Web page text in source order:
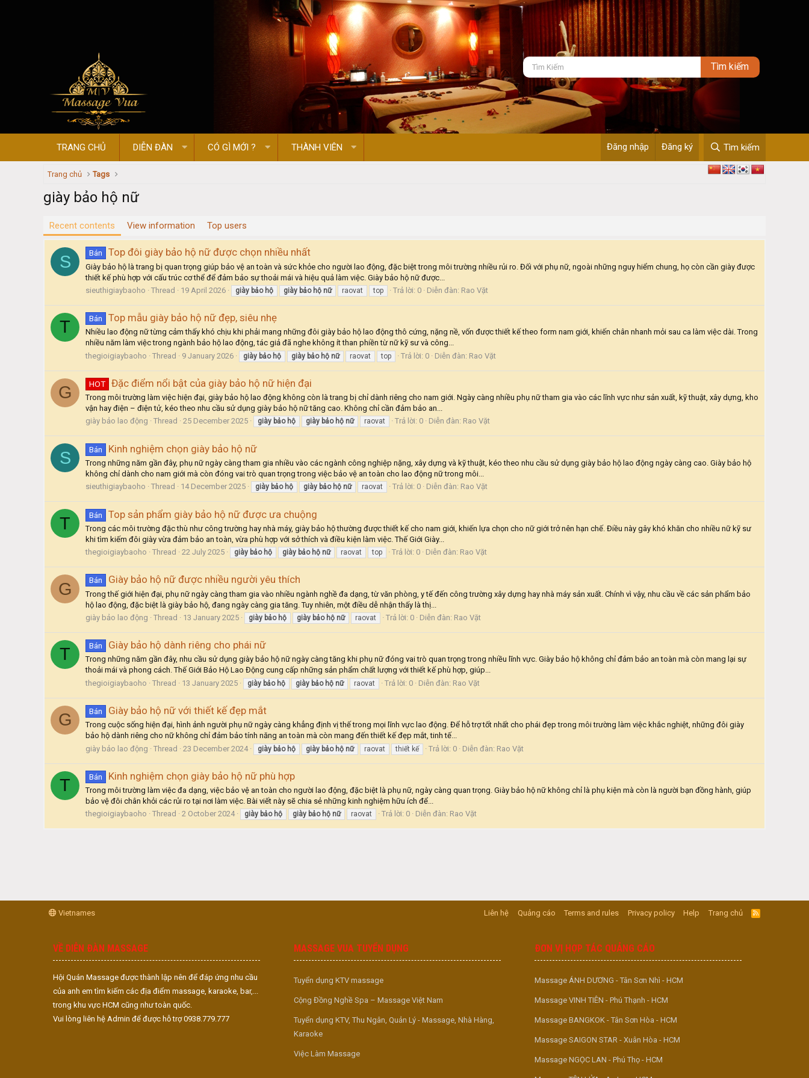
TRANG CHỦ DIỄN ĐÀN CÓ GÌ MỚI ? THÀNH VIÊN Đăng nhập Đăng ký Tìm kiếm
Trang chủ Tags
giày bảo hộ nữ
Recent contents View information Top users
S Bán Top đôi giày bảo hộ nữ được chọn nhiều nhất
Giày bảo hộ là trang bị quan trọng giúp bảo vệ an toàn và sức khỏe cho người lao động, đặc biệt trong môi trường nhiều rủi ro. Đối với phụ nữ, ngoài những nguy hiểm chung, họ còn cần giày được
thiết kế phù hợp với cấu trúc cơ thể để đảm bảo sự thoải mái và hiệu quả làm việc. Giày bảo hộ nữ được...
sieuthigiaybaoho
Thread 19 April 2026 giày bảo hộ giày bảo hộ nữ raovat top Trả lời: 0 Diễn đàn: Rao Vặt
T Bán Top mẫu giày bảo hộ nữ đẹp, siêu nhẹ
Nhiều lao động nữ từng cảm thấy khó chịu khi phải mang những đôi giày bảo hộ lao động thô cứng, nặng nề, vốn được thiết kế theo form nam giới, khiến chân nhanh mỏi sau ca làm việc dài. Trong
nhiều năm làm việc trong ngành bảo hộ lao động, tác giả đã nghe không ít than phiền từ nữ kỹ sư và công...
thegioigiaybaoho
Thread 9 January 2026 giày bảo hộ giày bảo hộ nữ raovat top Trả lời: 0 Diễn đàn: Rao Vặt
G HOT Đặc điểm nổi bật của giày bảo hộ nữ hiện đại
Trong môi trường làm việc hiện đại, giày bảo hộ lao động không còn là trang bị chỉ dành riêng cho nam giới. Ngày càng nhiều phụ nữ tham gia vào các lĩnh vực như sản xuất, kỹ thuật, xây dựng, kho
vận hay điện – điện tử, kéo theo nhu cầu sử dụng giày bảo hộ nữ tăng cao. Không chỉ cần đảm bảo an...
giày bảo lao động
Thread 25 December 2025 giày bảo hộ giày bảo hộ nữ raovat Trả lời: 0 Diễn đàn: Rao Vặt
S Bán Kinh nghiệm chọn giày bảo hộ nữ
Trong những năm gần đây, phụ nữ ngày càng tham gia nhiều vào các ngành công nghiệp nặng, xây dựng và kỹ thuật, kéo theo nhu cầu sử dụng giày bảo hộ lao động ngày càng cao. Giày bảo hộ
không chỉ dành cho nam giới mà còn đóng vai trò quan trọng trong việc bảo vệ an toàn cho lao động nữ trong môi...
sieuthigiaybaoho
Thread 14 December 2025 giày bảo hộ giày bảo hộ nữ raovat Trả lời: 0 Diễn đàn: Rao Vặt
T Bán Top sản phẩm giày bảo hộ nữ được ưa chuộng
Trong các môi trường đặc thù như công trường hay nhà máy, giày bảo hộ thường được thiết kế cho nam giới, khiến lựa chọn cho nữ giới trở nên hạn chế. Điều này gây khó khăn cho nhiều nữ kỹ sư
khi tìm kiếm đôi giày vừa đảm bảo an toàn, vừa phù hợp với sở thích và điều kiện làm việc. Thế Giới Giày...
thegioigiaybaoho
Thread 22 July 2025 giày bảo hộ giày bảo hộ nữ raovat top Trả lời: 0 Diễn đàn: Rao Vặt
G Bán Giày bảo hộ nữ được nhiều người yêu thích
Trong thế giới hiện đại, phụ nữ ngày càng tham gia vào nhiều ngành nghề đa dạng, từ văn phòng, y tế đến công trường xây dựng hay nhà máy sản xuất. Chính vì vậy, nhu cầu về các sản phẩm bảo
hộ lao động, đặc biệt là giày bảo hộ, đang ngày càng gia tăng. Tuy nhiên, một điều dễ nhận thấy là thị...
giày bảo lao động
Thread 13 January 2025 giày bảo hộ giày bảo hộ nữ raovat Trả lời: 0 Diễn đàn: Rao Vặt
T Bán Giày bảo hộ dành riêng cho phái nữ
Trong những năm gần đây, nhu cầu sử dụng giày bảo hộ nữ ngày càng tăng khi phụ nữ đóng vai trò quan trọng trong nhiều lĩnh vực. Giày bảo hộ không chỉ đảm bảo an toàn mà còn mang lại sự
thoải mái và phong cách. Thế Giới Bảo Hộ Lao Động cung cấp những sản phẩm chất lượng với thiết kế phù hợp, giúp...
thegioigiaybaoho
Thread 13 January 2025 giày bảo hộ giày bảo hộ nữ raovat Trả lời: 0 Diễn đàn: Rao Vặt
G Bán Giày bảo hộ nữ với thiết kế đẹp mắt
Trong cuộc sống hiện đại, hình ảnh người phụ nữ ngày càng khẳng định vị thế trong mọi lĩnh vực lao động. Để hỗ trợ tốt nhất cho phái đẹp trong môi trường làm việc khắc nghiệt, những đôi giày
bảo hộ dành riêng cho nữ không chỉ đảm bảo tính năng an toàn mà còn mang đến thiết kế đẹp mắt, tinh tế...
giày bảo lao động
Thread 23 December 2024 giày bảo hộ giày bảo hộ nữ raovat thiết kế Trả lời: 0 Diễn đàn: Rao Vặt
T Bán Kinh nghiệm chọn giày bảo hộ nữ phù hợp
Trong môi trường làm việc đa dạng, việc bảo vệ an toàn cho người lao động, đặc biệt là phụ nữ, ngày càng quan trọng. Giày bảo hộ nữ không chỉ là phụ kiện mà còn là người bạn đồng hành, giúp
bảo vệ đôi chân khỏi các rủi ro tại nơi làm việc. Bài viết này sẽ chia sẻ những kinh nghiệm hữu ích để...
thegioigiaybaoho
Thread 2 October 2024 giày bảo hộ giày bảo hộ nữ raovat Trả lời: 0 Diễn đàn: Rao Vặt
Vietnames Liên hệ Quảng cáo Terms and rules Privacy policy Help Trang chủ
R
S
VỀ DIỄN ĐÀN MASSAGE
Hội Quán Massage được thành lập nên để đáp ứng nhu cầu
của anh em tìm kiếm các địa điểm massage, karaoke, bar,...
trong khu vực HCM cũng như toàn quốc.
Vui lòng liên hệ Admin để được hỗ trợ 0938.779.777
MASSAGE VUA TUYỂN DỤNG
Tuyển dụng KTV massage
Cộng Đồng Nghề Spa – Massage Việt Nam
Tuyển dụng KTV, Thu Ngân, Quản Lý - Massage, Nhà Hàng,
Karaoke
Việc Làm Massage
ĐƠN VỊ HỢP TÁC QUẢNG CÁO
Massage ÁNH DƯƠNG - Tân Sơn Nhì - HCM
Massage VINH TIÊN - Phú Thạnh - HCM
Massage BANGKOK - Tân Sơn Hòa - HCM
Massage SAIGON STAR - Xuân Hòa - HCM
Massage NGỌC LAN - Phú Thọ - HCM